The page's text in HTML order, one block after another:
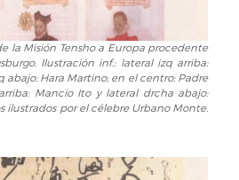
la Misión Tensho a Europa procedente
Ilustración inf.: lateral izq arriba:
abajo: Hara Martino; en el centro: Padre
Mancio Ito y lateral drcha abajo:
ilustrados por el célebre Urbano Monte.